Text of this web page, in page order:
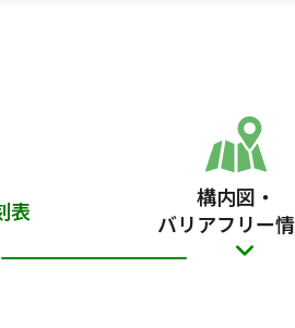
表
構内図・
バリアフリー